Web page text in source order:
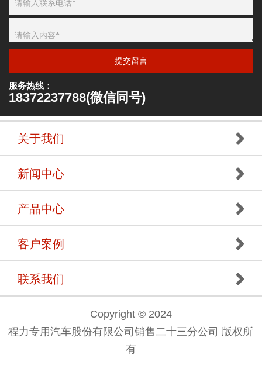
提交留言
服务热线：
18372237788(微信同号)
关于我们
新闻中心
产品中心
客户案例
联系我们
Copyright © 2024
程力专用汽车股份有限公司销售二十三分公司 版权所
有